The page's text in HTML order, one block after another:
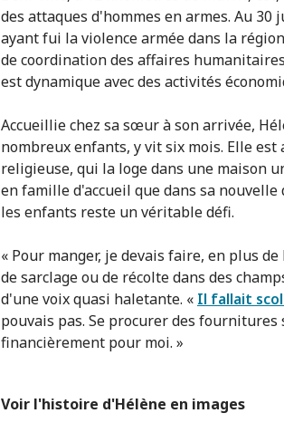
des attaques d'hommes en armes. Au 30
ayant fui la violence armée dans la
de coordination des affaires
est dynamique avec des activités
Accueillie chez sa sœur à son arrivée,
nombreux enfants, y vit six mois. Elle
religieuse, qui la loge dans une maison
en famille d'accueil que dans sa
les enfants reste un véritable défi.
« Pour manger, je devais faire, en plus
de sarclage ou de récolte dans des
d'une voix quasi haletante. « Il fallait
pouvais pas. Se procurer des
financièrement pour moi. »
Voir l'histoire d'Hélène en images